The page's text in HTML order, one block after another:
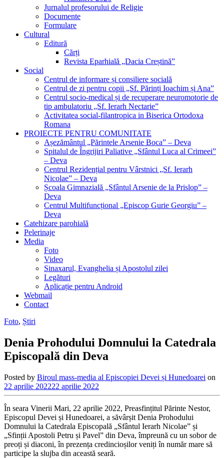
Jurnalul profesorului de Religie
Documente
Formulare
Cultural
Editură
Cărți
Revista Eparhială „Dacia Creștină”
Social
Centrul de informare și consiliere socială
Centrul de zi pentru copii „Sf. Părinți Ioachim și Ana”
Centrul socio-medical și de recuperare neuromotorie de
tip ambulatoriu „Sf. Ierarh Nectarie”
Activitatea social-filantropica in Biserica Ortodoxa
Romana
PROIECTE PENTRU COMUNITATE
Așezământul „Părintele Arsenie Boca” – Deva
Spitalul de Îngrijiri Paliative „Sfântul Luca al Crimeei”
– Deva
Centrul Rezidențial pentru Vârstnici „Sf. Ierarh
Nicolae” – Deva
Școala Gimnazială „Sfântul Arsenie de la Prislop” –
Deva
Centrul Multifuncțional „Episcop Gurie Georgiu” –
Deva
Catehizare parohială
Pelerinaje
Media
Foto
Video
Sinaxarul, Evanghelia și Apostolul zilei
Legături
Aplicație pentru Android
Webmail
Contact
Foto, Știri
Denia Prohodului Domnului la Catedrala
Episcopală din Deva
Posted by Biroul mass-media al Episcopiei Devei și Hunedoarei on
22 aprilie 202222 aprilie 2022
În seara Vinerii Mari, 22 aprilie 2022, Preasfințitul Părinte Nestor,
Episcopul Devei și Hunedoarei, a săvârșit Denia Prohodului
Domnului la Catedrala Episcopală „Sfântul Ierarh Nicolae” și
„Sfinții Apostoli Petru și Pavel” din Deva, împreună cu un sobor de
preoți și diaconi, în prezența credincioșilor veniți în număr mare să
participe la slujba din această seară.